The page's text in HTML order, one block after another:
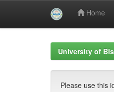
Home
University of
Please use this